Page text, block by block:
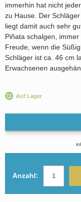
immerhin hat nicht
zu Hause. Der
liegt damit auch sehr
Piñata schalgen,
Freude, wenn die
Schläger ist ca. 46 cm
Erwachsenen
Auf Lager
Anzahl: